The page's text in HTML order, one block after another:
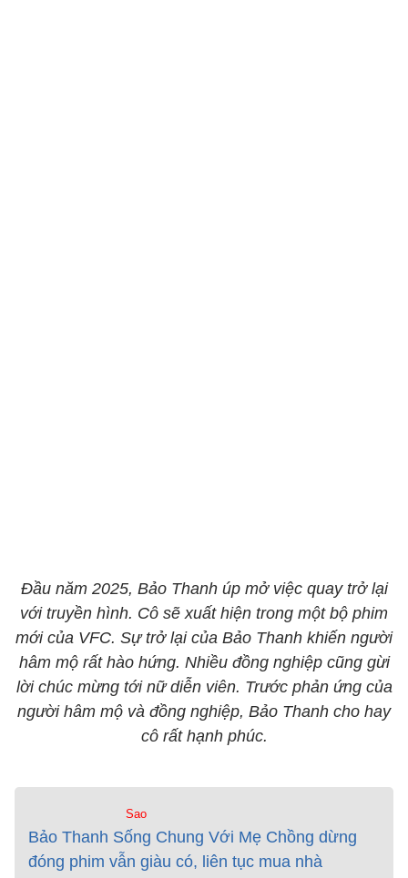
Đầu năm 2025, Bảo Thanh úp mở việc quay trở lại
với truyền hình. Cô sẽ xuất hiện trong một bộ phim
mới của VFC. Sự trở lại của Bảo Thanh khiến người
hâm mộ rất hào hứng. Nhiều đồng nghiệp cũng gừi
lời chúc mừng tới nữ diễn viên. Trước phản ứng của
người hâm mộ và đồng nghiệp, Bảo Thanh cho hay
cô rất hạnh phúc.
Sao
Bảo Thanh Sống Chung Với Mẹ Chồng dừng
đóng phim vẫn giàu có, liên tục mua nhà